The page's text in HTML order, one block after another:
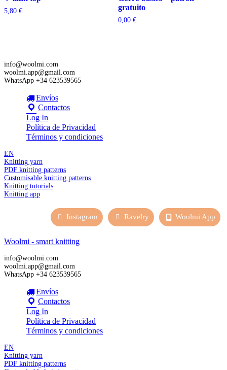
5,80 €
gratuito
0,00 €
info@woolmi.com
woolmi.app@gmail.com
WhatsApp +34 623539565
Envíos
Contactos
Log In
Política de Privacidad
Términos y condiciones
EN
Knitting yarn
PDF knitting patterns
Customisable knitting patterns
Knitting tutorials
Knitting app
Instagram Ravelry Woolmi App
Woolmi - smart knitting
info@woolmi.com
woolmi.app@gmail.com
WhatsApp +34 623539565
Envíos
Contactos
Log In
Política de Privacidad
Términos y condiciones
EN
Knitting yarn
PDF knitting patterns